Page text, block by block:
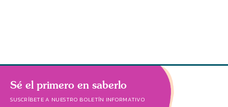
Sé el primero en saberlo
SUSCRÍBETE A NUESTRO BOLETÍN INFORMATIVO